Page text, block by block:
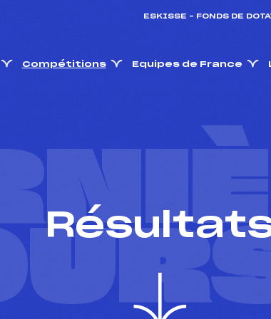
ESKISSE – FONDS DE
Compétitions Equipes de France